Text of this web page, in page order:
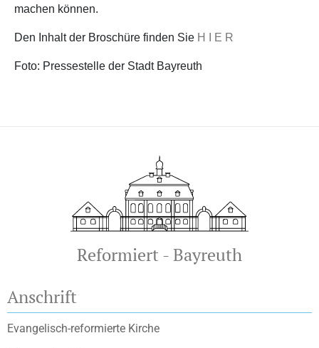
machen können.
Den Inhalt der Broschüre finden Sie H I E R
Foto: Pressestelle der Stadt Bayreuth
Reformiert - Bayreuth
Anschrift
Evangelisch-reformierte Kirche